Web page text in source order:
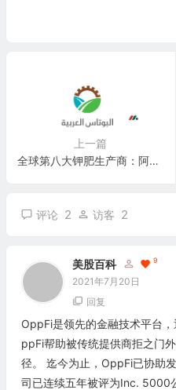
上一篇
全球第八大钾肥生产商：阿拉伯钾肥公司Arab Potash Company(APC)
评论 2 访客 2
美股百科 9
2021年7月20日
回复
OppFi是领先的金融技术平台
ppFi帮助被传统提供商拒之门
径。 迄今为止，OppFi已协助
司已连续五年被评为Inc. 5000